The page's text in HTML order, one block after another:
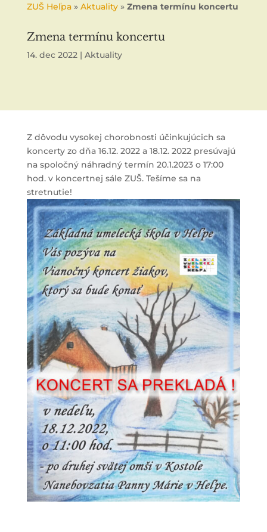
ZUŠ Heľpa» Aktuality» Zmena termínu koncertu
Zmena termínu koncertu
14. dec 2022| Aktuality
Z dôvodu vysokej chorobnosti účinkujúcich sa
koncerty zo dňa 16.12. 2022 a 18.12. 2022 presúvajú
na spoločný náhradný termín 20.1.2023 o 17:00
hod. v koncertnej sále ZUŠ. Tešíme sa na
stretnutie!